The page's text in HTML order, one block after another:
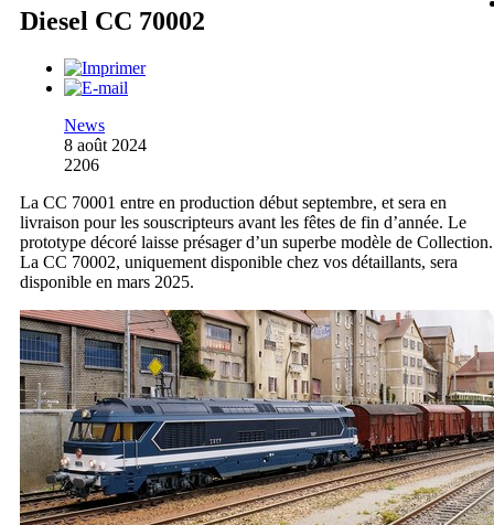
Diesel CC 70002
News
8 août 2024
2206
La CC 70001 entre en production début septembre, et sera en
livraison pour les souscripteurs avant les fêtes de fin d’année. Le
prototype décoré laisse présager d’un superbe modèle de Collection.
La CC 70002, uniquement disponible chez vos détaillants, sera
disponible en mars 2025.